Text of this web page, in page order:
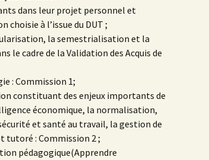
dans leur projet personnel et
à l’issue du DUT ;
la semestrialisation et la
le cadre de la Validation des Acquis de
: Commission 1;
constituant des enjeux importants de
économique, la normalisation,
et santé au travail, la gestion de
tutoré : Commission 2 ;
pédagogique(Apprendre